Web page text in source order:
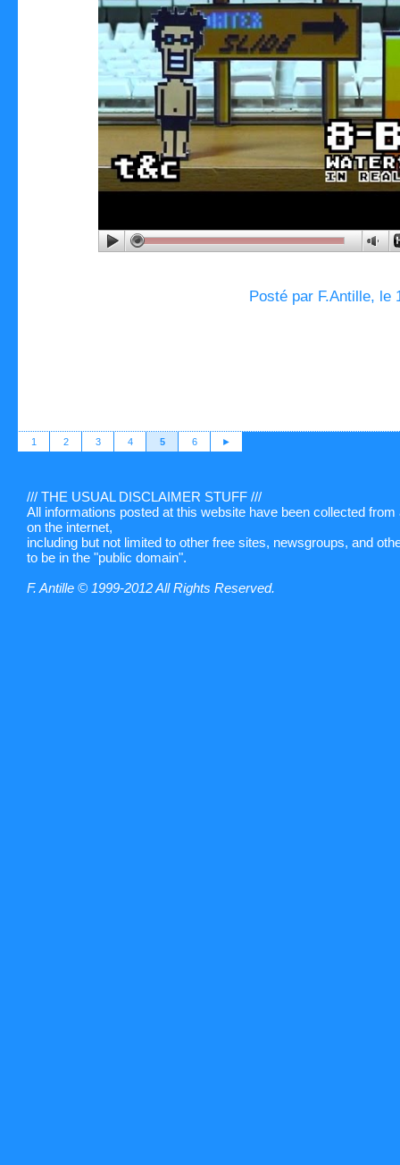
Posté par F.Antille, le
1 2 3 4 5 6 ►
/// THE USUAL DISCLAIMER STUFF ///
All informations posted at this website have been collected
on the internet,
including but not limited to other free sites, newsgroups, and
to be in the "public domain".
F. Antille © 1999-2012 All Rights Reserved.